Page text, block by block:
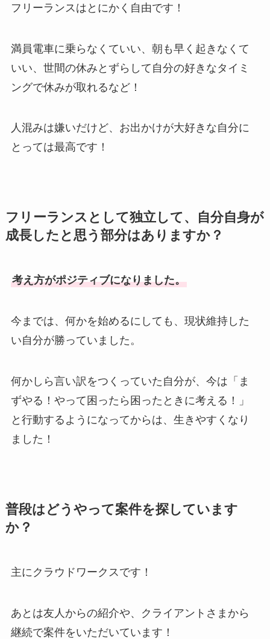
フリーランスはとにかく自由です！
満員電車に乗らなくていい、朝も早く起きなくて
いい、世間の休みとずらして自分の好きなタイミ
ングで休みが取れるなど！
人混みは嫌いだけど、お出かけが大好きな自分に
とっては最高です！
フリーランスとして独立して、自分自身が
成長したと思う部分はありますか？
考え方がポジティブになりました。
今までは、何かを始めるにしても、現状維持した
い自分が勝っていました。
何かしら言い訳をつくっていた自分が、今は「ま
ずやる！やって困ったら困ったときに考える！」
と行動するようになってからは、生きやすくなり
ました！
普段はどうやって案件を探しています
か？
主にクラウドワークスです！
あとは友人からの紹介や、クライアントさまから
継続で案件をいただいています！